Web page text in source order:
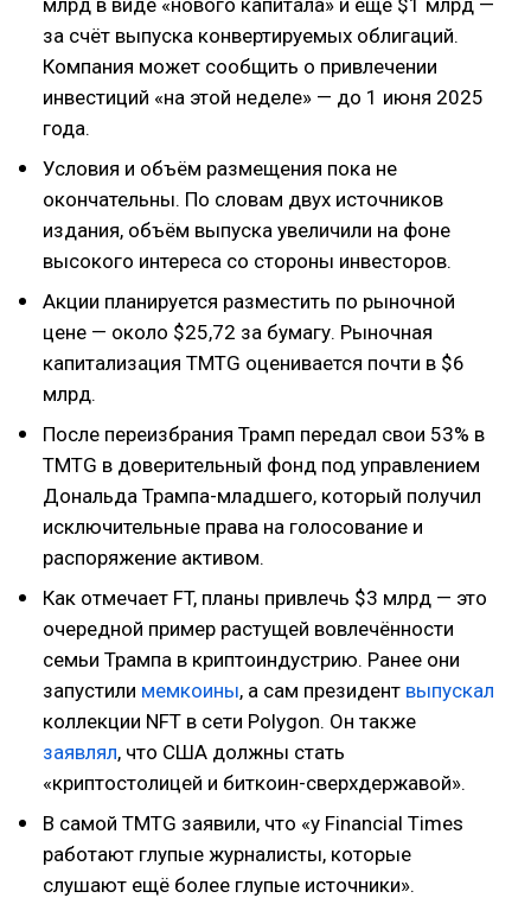
млрд в виде «нового капитала» и ещё $1 млрд —
за счёт выпуска конвертируемых облигаций.
Компания может сообщить о привлечении
инвестиций «на этой неделе» — до 1 июня 2025
года.
Условия и объём размещения пока не
окончательны. По словам двух источников
издания, объём выпуска увеличили на фоне
высокого интереса со стороны инвесторов.
Акции планируется разместить по рыночной
цене — около $25,72 за бумагу. Рыночная
капитализация TMTG оценивается почти в $6
млрд.
После переизбрания Трамп передал свои 53% в
TMTG в доверительный фонд под управлением
Дональда Трампа-младшего, который получил
исключительные права на голосование и
распоряжение активом.
Как отмечает FT, планы привлечь $3 млрд — это
очередной пример растущей вовлечённости
семьи Трампа в криптоиндустрию. Ранее они
запустили мемкоины, а сам президент выпускал
коллекции NFT в сети Polygon. Он также
заявлял, что США должны стать
«криптостолицей и биткоин-сверхдержавой».
В самой TMTG заявили, что «у Financial Times
работают глупые журналисты, которые
слушают ещё более глупые источники».